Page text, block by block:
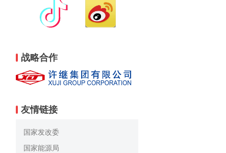
战略合作
友情链接
国家发改委
国家能源局